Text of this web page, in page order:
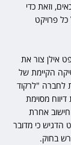
וזאת כדי
פרויקט
אילן צור את
הקיימת של
לחברה "לרקוד
מסוימת
חישוב אחרת
הדגיש כי מדובר
בחוק.